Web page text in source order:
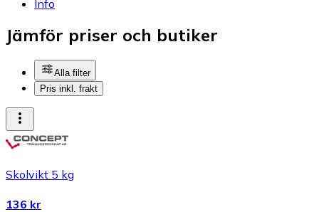
Info
Jämför priser och butiker
Alla filter
Pris inkl. frakt
Skolvikt 5 kg
136 kr